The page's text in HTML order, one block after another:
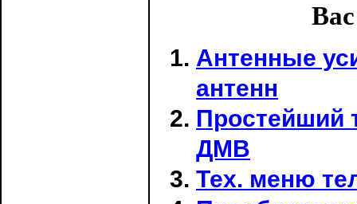
Антенные
антенн
Простейший
ДМВ
Тех. меню